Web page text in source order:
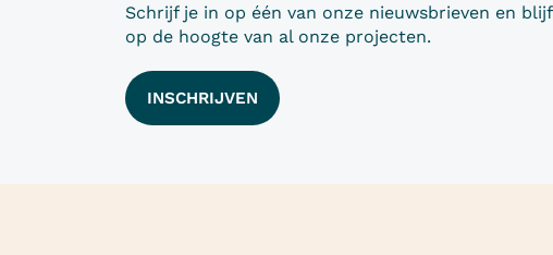
Schrijf je in op één van onze nieuwsbrieven en blijf
op de hoogte van al onze projecten.
INSCHRIJVEN